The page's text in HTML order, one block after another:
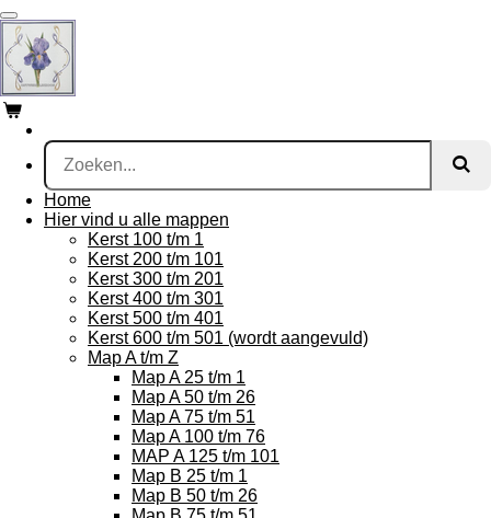
Ga
direct
naar
de
hoofdinhoud
Home
Hier vind u alle mappen
Kerst 100 t/m 1
Kerst 200 t/m 101
Kerst 300 t/m 201
Kerst 400 t/m 301
Kerst 500 t/m 401
Kerst 600 t/m 501 (wordt aangevuld)
Map A t/m Z
Map A 25 t/m 1
Map A 50 t/m 26
Map A 75 t/m 51
Map A 100 t/m 76
MAP A 125 t/m 101
Map B 25 t/m 1
Map B 50 t/m 26